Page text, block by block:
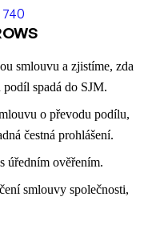
smlouvu a zjistíme, zda
spadá do SJM.
o převodu podílu,
čestná prohlášení.
úředním ověřením.
smlouvy společnosti,